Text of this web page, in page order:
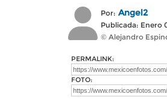
Por: Angel2
Publicada: Enero
© Alejandro
PERMALINK:
FOTO: